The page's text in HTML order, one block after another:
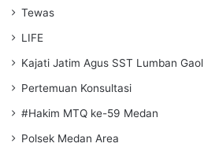
Tewas
LIFE
Kajati Jatim Agus SST Lumban Gaol
Pertemuan Konsultasi
#Hakim MTQ ke-59 Medan
Polsek Medan Area